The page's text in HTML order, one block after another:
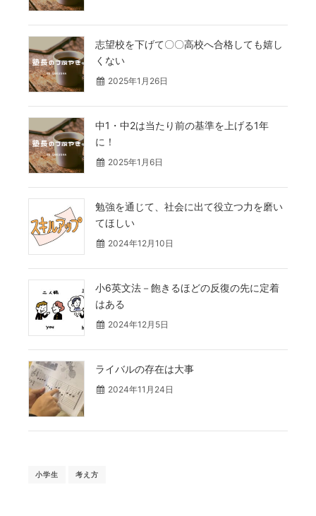
志望校を下げて〇〇高校へ合格しても嬉し
くない
2025年1月26日
中1・中2は当たり前の基準を上げる1年
に！
2025年1月6日
勉強を通じて、社会に出て役立つ力を磨い
てほしい
2024年12月10日
小6英文法－飽きるほどの反復の先に定着
はある
2024年12月5日
ライバルの存在は大事
2024年11月24日
小学生 考え方